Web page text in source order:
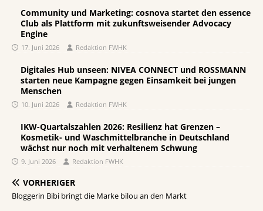
Community und Marketing: cosnova startet den essence
Club als Plattform mit zukunftsweisender Advocacy
Engine
17. Juni 2026 Redaktion FWHK
Digitales Hub unseen: NIVEA CONNECT und ROSSMANN
starten neue Kampagne gegen Einsamkeit bei jungen
Menschen
10. Juni 2026 Redaktion FWHK
IKW-Quartalszahlen 2026: Resilienz hat Grenzen –
Kosmetik- und Waschmittelbranche in Deutschland
wächst nur noch mit verhaltenem Schwung
9. Juni 2026 Redaktion FWHK
VORHERIGER
Bloggerin Bibi bringt die Marke bilou an den Markt